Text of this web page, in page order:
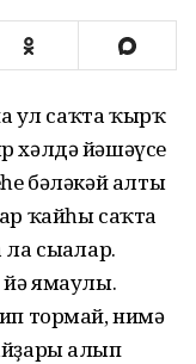
ул саҡта ҡырҡ
хәлдә йәшәүсе
бәләкәй алты
ҡайһы саҡта
сығалар.
ямаулы.
тормай, нимә
алып